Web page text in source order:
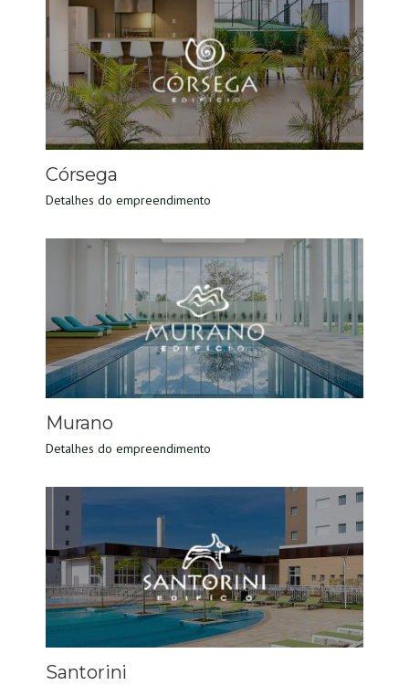
Córsega
Detalhes do empreendimento
Murano
Detalhes do empreendimento
Santorini